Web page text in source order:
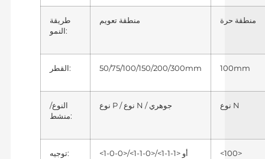
طريقة
النمو:
منطقة تعويم منطقة حرة
القطر: 50/75/100/150/200/300mm 100mm
النوع/
منشط:
نوع N
توجيه: <1-0-0>/<1-1-0>/<1-1-1> أو
<100>